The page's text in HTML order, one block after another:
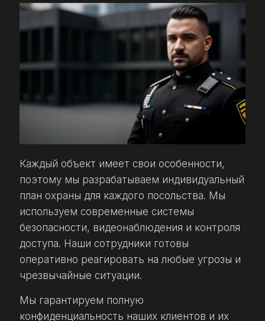
Каждый объект имеет свои особенности,
поэтому мы разрабатываем индивидуальный
план охраны для каждого посольства. Мы
используем современные системы
безопасности, видеонаблюдения и контроля
доступа. Наши сотрудники готовы
оперативно реагировать на любые угрозы и
чрезвычайные ситуации.
Мы гарантируем полную
конфиденциальность наших клиентов и их